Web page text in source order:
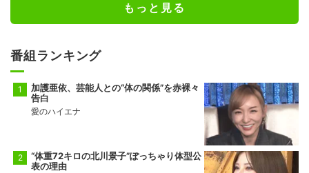
もっと見る
番組ランキング
加護亜依、芸能人との“体の関係”を赤裸々
告白
愛のハイエナ
“体重72キロの北川景子”ぽっちゃり体型公
表の理由